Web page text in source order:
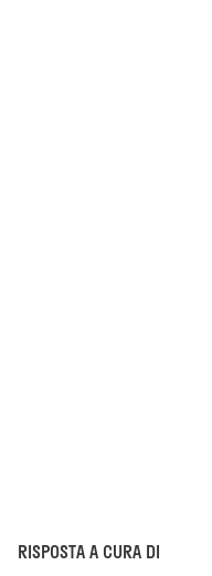
RISPOSTA A CURA DI